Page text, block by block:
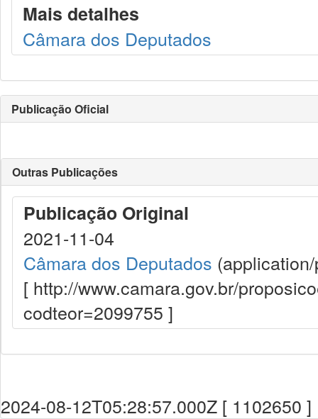
Mais detalhes
Câmara dos Deputados
Publicação Oficial
Outras Publicações
Publicação Original
2021-11-04
Câmara dos Deputados
[ http://www.camara.gov.br/
codteor=2099755 ]
2024-08-12T05:28:57.000Z [ 1102650 ]